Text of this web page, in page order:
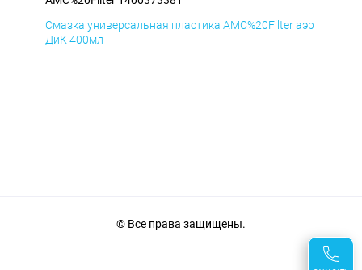
Смазка универсальная пластика AMC%20Filter аэр
ДиК 400мл
© Все права защищены.